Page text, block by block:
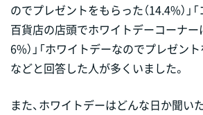
のでプレゼントをもらった（14.4%）」
百貨店の店頭でホワイトデーコーナー
6%）」「ホワイトデーなのでプレゼント
などと回答した人が多くいました。
また、ホワイトデーはどんな日か聞い